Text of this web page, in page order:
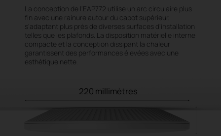
La conception de l'EAP772 utilise un arc circulaire plus
fin avec une rainure autour du capot supérieur,
s'adaptant plus près de diverses surfaces d'installation
telles que les plafonds. La disposition matérielle interne
compacte et la conception dissipant la chaleur
garantissent des performances élevées avec une
esthétique nette.
220 millimètres